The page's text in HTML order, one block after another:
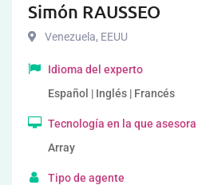
Simón RAUSSEO
Venezuela, EEUU
Idioma del experto
Español | Inglés | Francés
Tecnología en la que asesora
Array
Tipo de agente